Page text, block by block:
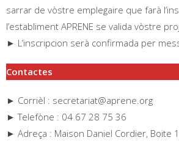
sarrar de vòstre emplegaire que farà
l’establiment APRENE se valida vòstre
► L’inscripcion serà confirmada per
Contactes
► Corrièl : secretariat@aprene.org
► Telefòne : 04 67 28 75 36
► Adreça : Maison Daniel Cordier, Boite